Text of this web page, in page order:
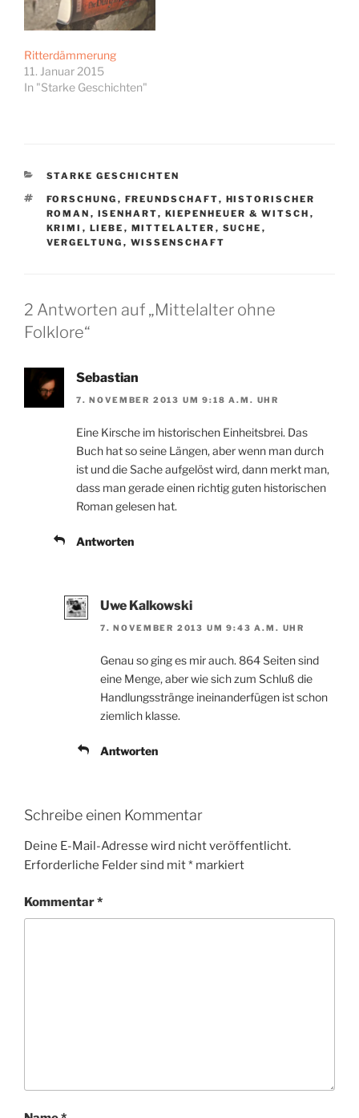
Ritterdämmerung
11. Januar 2015
In "Starke Geschichten"
KATEGORIEN
STARKE GESCHICHTEN
SCHLAGWÖRTER
FORSCHUNG , FREUNDSCHAFT, HISTORISCHER
ROMAN , ISENHART, KIEPENHEUER & WITSCH ,
KRIMI , LIEBE , MITTELALTER , SUCHE ,
VERGELTUNG , WISSENSCHAFT
2 Antworten auf „Mittelalter ohne
Folklore“
Sebastian
7. NOVEMBER 2013 UM 9:18 A.M. UHR
Eine Kirsche im historischen Einheitsbrei. Das
Buch hat so seine Längen, aber wenn man durch
ist und die Sache aufgelöst wird, dann merkt man,
dass man gerade einen richtig guten historischen
Roman gelesen hat.
Antworten
Uwe Kalkowski
7. NOVEMBER 2013 UM 9:43 A.M. UHR
Genau so ging es mir auch. 864 Seiten sind
eine Menge, aber wie sich zum Schluß die
Handlungsstränge ineinanderfügen ist schon
ziemlich klasse.
Antworten
Schreibe einen Kommentar
Deine E-Mail-Adresse wird nicht veröffentlicht.
Erforderliche Felder sind mit* markiert
Kommentar*